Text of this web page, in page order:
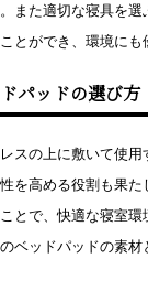
また適切な寝具を
とができ、環境に
パッドの選び方
スの上に敷いて使
を高める役割も果
とで、快適な寝室環
ベッドパッドの素材